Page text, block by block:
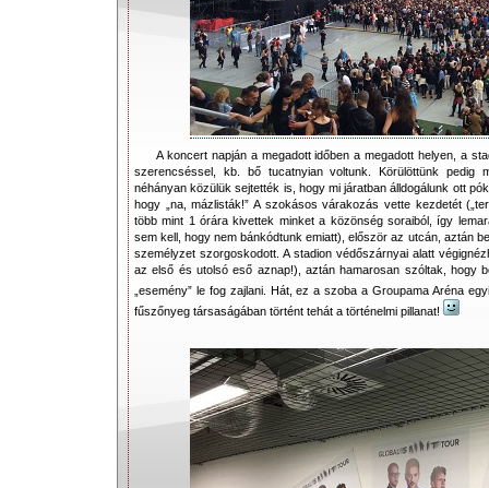
A koncert napján a megadott időben a megadott helyen, a
szerencséssel, kb. bő tucatnyian voltunk. Körülöttünk pedig
néhányan közülük sejtették is, hogy mi járatban álldogálunk ott
hogy „na, mázlisták!” A szokásos várakozás vette kezdetét
több mint 1 órára kivettek minket a közönség soraiból, így
sem kell, hogy nem bánkódtunk emiatt), először az utcán, aztán
személyzet szorgoskodott. A stadion védőszárnyai alatt
az első és utolsó eső aznap!), aztán hamarosan szóltak, hogy
„esemény” le fog zajlani. Hát, ez a szoba a Groupama Aréna
fűszőnyeg társaságában történt tehát a történelmi pillanat!